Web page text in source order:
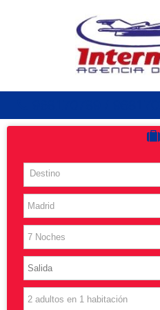
Costas
Vuelos
Islas
Caribe
Grandes Viajes
Destino